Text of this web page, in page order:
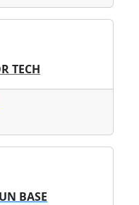
TECH
BASE